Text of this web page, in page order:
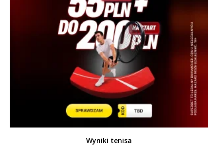
Wyniki tenisa